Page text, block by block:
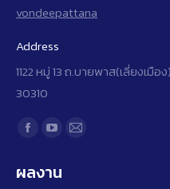
vondeepattana
Address
1122 หมู่ 13 ถ.บายพาส(เลี่ยงเมื
30310
Find us on:
Facebook
opens
YouTube
opens
Mail
ผลงาน